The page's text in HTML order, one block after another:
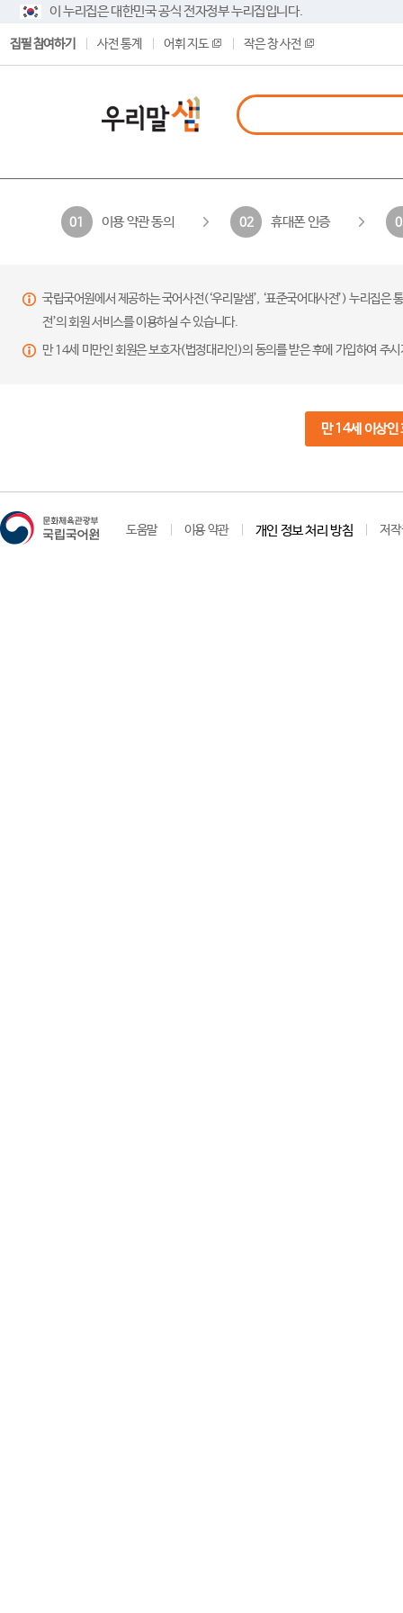
이 누리집은 대한민국 공식 전자정부 누리집입니다.
집필 참여하기 사전 통계 어휘 지도 작은 창 사전
01 이용 약관 동의 02 휴대폰 인증
국립국어원에서 제공하는 국어사전(‘우리말샘’, ‘표준국어대사전’) 누리집
전’의 회원 서비스를 이용하실 수 있습니다.
만 14세 미만인 회원은 보호자(법정대리인)의 동의를 받은 후에 가입하여 주
만 14세 이상인
도움말 이용 약관 개인 정보 처리 방침 저